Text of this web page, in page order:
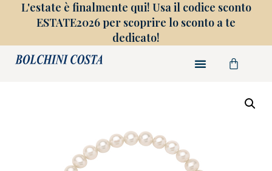
L'estate è finalmente qui! Usa il codice sconto
ESTATE2026 per scoprire lo sconto a te
dedicato!